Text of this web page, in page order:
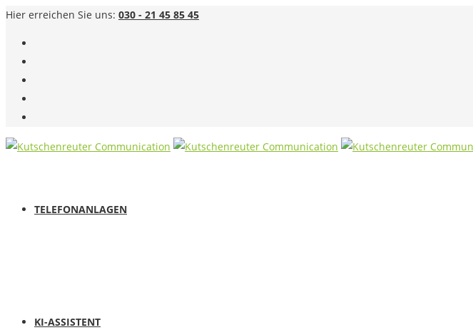
Hier erreichen Sie uns: 030 - 21 45 85 45
TELEFONANLAGEN
KI-ASSISTENT